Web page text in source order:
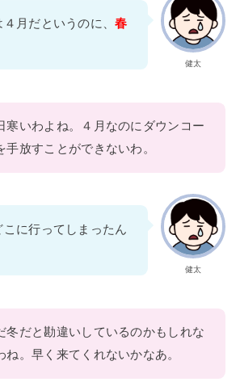
健太
４月だというのに、春
寒いわよね。４月なのにダウンコー
手放すことができないわ。
健太
に行ってしまったん
冬だと勘違いしているのかもしれな
ね。早く来てくれないかなあ。